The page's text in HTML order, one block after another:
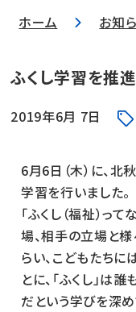
ホーム お知
ふくし学習を推進
2019年6月 7日
6月6日（木）に、
学習を行いました。
「ふくし（福祉）っ
場、相手の立場と
らい、こどもたちに
とに、「ふくし」は
だという学びを深め